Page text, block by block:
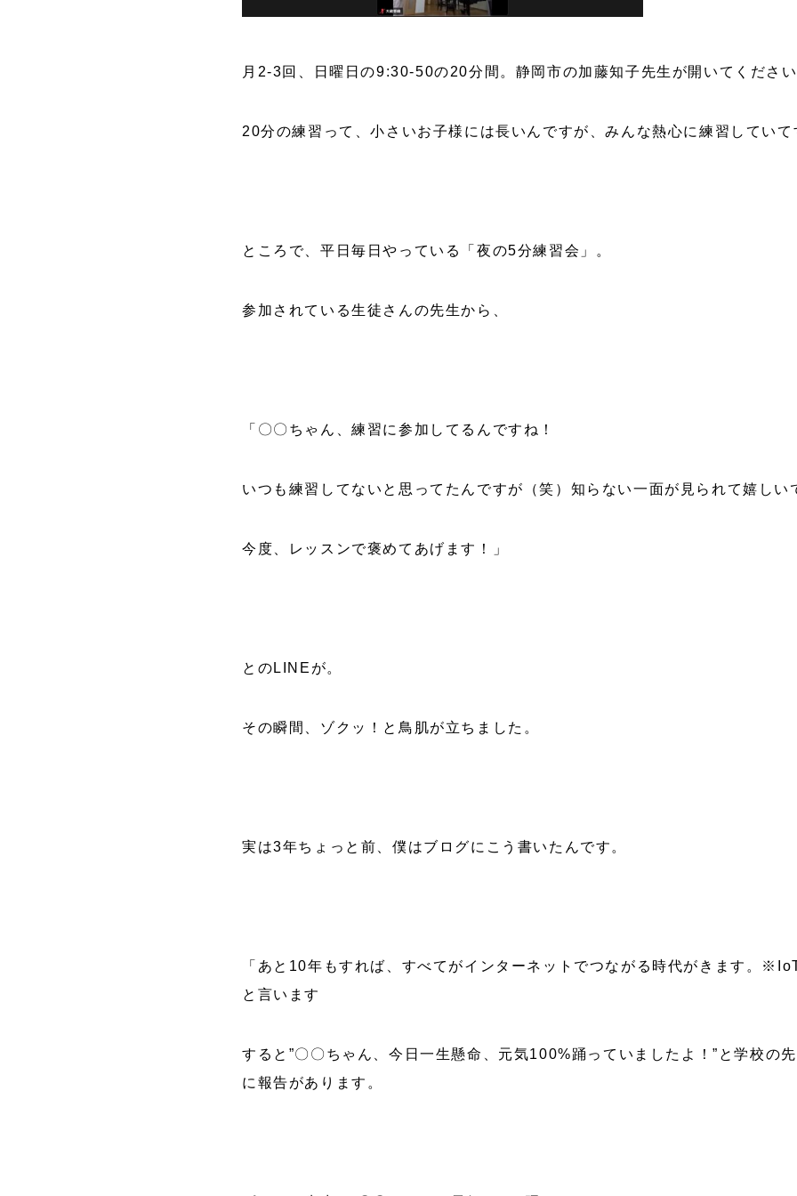
月2-3回、日曜日の9:30-50の20分間。静岡市の加藤知子先生が開いてくださ
20分の練習って、小さいお子様には長いんですが、みんな熱心に練習してい
ところで、平日毎日やっている「夜の5分練習会」。
参加されている生徒さんの先生から、
「〇〇ちゃん、練習に参加してるんですね！
いつも練習してないと思ってたんですが（笑）知らない一面が見られて嬉しい
今度、レッスンで褒めてあげます！」
とのLINEが。
その瞬間、ゾクッ！と鳥肌が立ちました。
実は3年ちょっと前、僕はブログにこう書いたんです。
「あと10年もすれば、すべてがインターネットでつながる時代がきます。
と言います
すると”〇〇ちゃん、今日一生懸命、元気100%踊っていましたよ！”と学校の
に報告があります。